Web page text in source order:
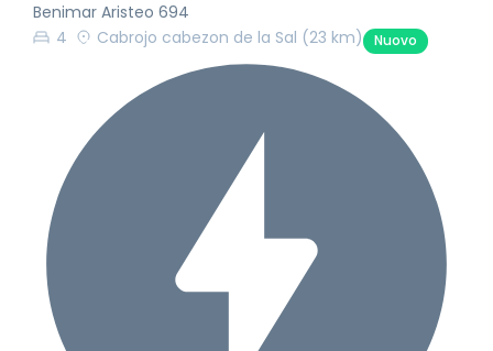
Benimar Aristeo 694
4
Cabrojo cabezon de la Sal (23 km) Nuovo